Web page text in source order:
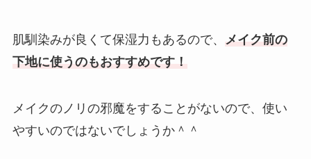
肌馴染みが良くて保湿力もあるので、
メイク前の
下地に使うのもおすすめです！
メイクのノリの邪魔をすることがないので、使い
やすいのではないでしょうか＾＾